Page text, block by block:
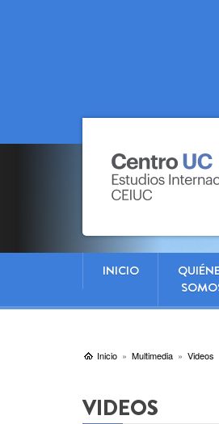
INICIO
Inicio Multimedia Videos
VIDEOS